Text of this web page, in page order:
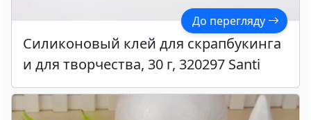
До перегляду
Силиконовый клей для скрапбукинга
и для творчества, 30 г, 320297 Santi